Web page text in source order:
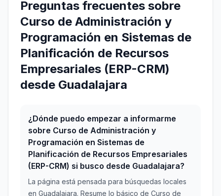
Preguntas frecuentes sobre
Curso de Administración y
Programación en Sistemas de
Planificación de Recursos
Empresariales (ERP-CRM)
desde Guadalajara
¿Dónde puedo empezar a informarme
sobre Curso de Administración y
Programación en Sistemas de
Planificación de Recursos Empresariales
(ERP-CRM) si busco desde Guadalajara?
La página está pensada para búsquedas locales
en Guadalajara. Resume lo básico de Curso de